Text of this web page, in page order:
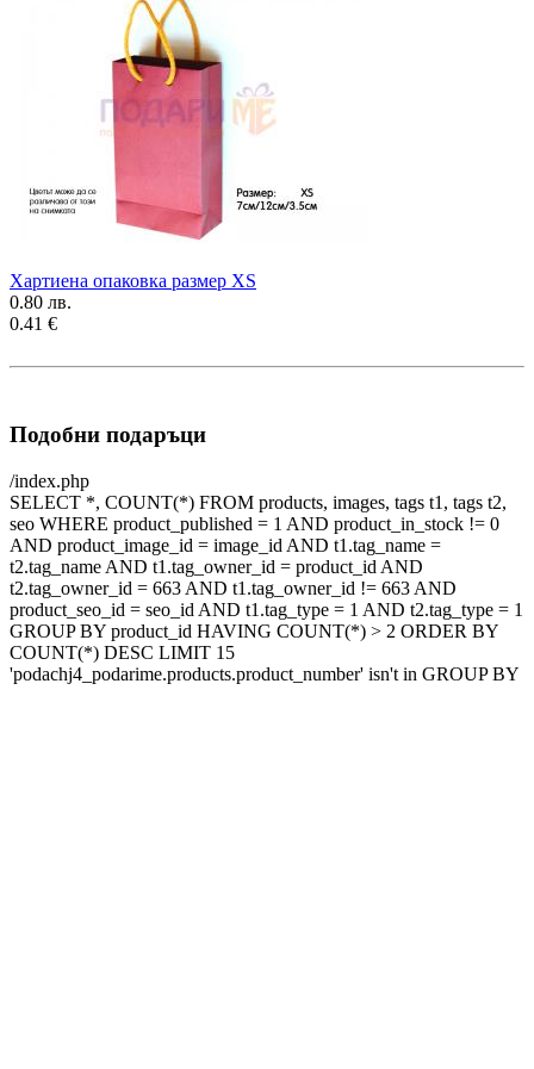
Хартиена опаковка размер XS
0.80 лв.
0.41 €
Подобни подаръци
/index.php
SELECT *, COUNT(*) FROM products, images, tags t1, tags t2,
seo WHERE product_published = 1 AND product_in_stock != 0
AND product_image_id = image_id AND t1.tag_name =
t2.tag_name AND t1.tag_owner_id = product_id AND
t2.tag_owner_id = 663 AND t1.tag_owner_id != 663 AND
product_seo_id = seo_id AND t1.tag_type = 1 AND t2.tag_type = 1
GROUP BY product_id HAVING COUNT(*) > 2 ORDER BY
COUNT(*) DESC LIMIT 15
'podachj4_podarime.products.product_number' isn't in GROUP BY